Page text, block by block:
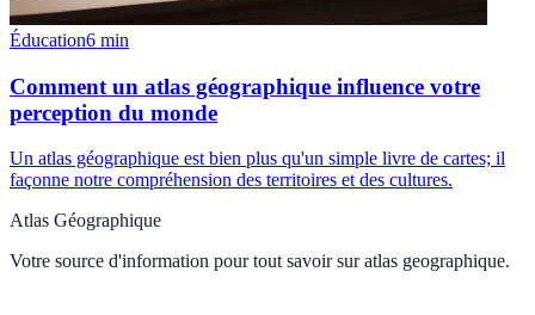
Éducation6 min
Comment un atlas géographique influence votre
perception du monde
Un atlas géographique est bien plus qu'un simple livre de cartes; il
façonne notre compréhension des territoires et des cultures.
Atlas Géographique
Votre source d'information pour tout savoir sur atlas geographique.